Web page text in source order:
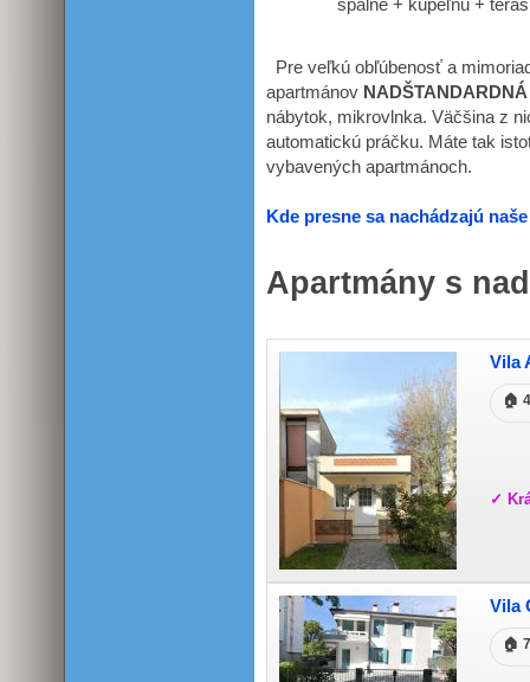
spálne + kúpeľňu +
Pre veľkú obľúbenosť a
apartmánov N
nábytok, mikrovlnka. Väčšina z
automatickú práčku. Máte tak
vybavených apartmánoch.
Kde presne sa nachádzajú
Apartmány s
Vila
🏠
✓
Vila
🏠